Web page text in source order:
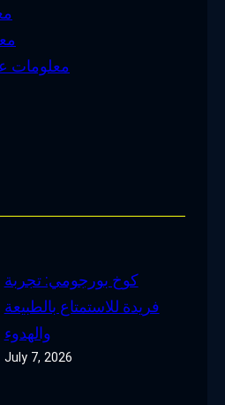
معلومات
كوخ بورجومي: تجربة
فريدة للاستمتاع بالطبيعة
والهدوء
July 7, 2026